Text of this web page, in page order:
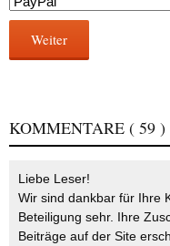
Weiter
KOMMENTARE ( 59 )
Liebe Leser!
Wir sind dankbar für Ihre
Beteiligung sehr. Ihre
Beiträge auf der Site